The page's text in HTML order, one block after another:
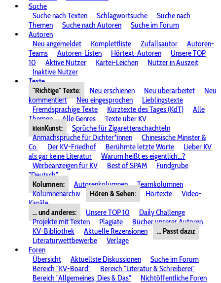
Suche
Suche nach Texten
Schlagwortsuche
Suche nach
Themen
Suche nach Autoren
Suche im Forum
Autoren
Neu angemeldet
Komplettliste Zufallsautor
Autoren-
Teams
Autoren-Listen Hörtext-Autoren
Unsere TOP
10
Aktive Nutzer Kartei-Leichen
Nutzer in Auszeit
Inaktive Nutzer
Texte
"Richtige" Texte:
Neu erschienen Neu überarbeitet
Neu
kommentiert
Neu eingesprochen
Lieblingstexte
Fremdsprachige Texte
Kurztexte des Tages (KdT)
Alle
Themen
Alle Genres Texte über KV
kleinKunst:
Sprüche für Zigarettenschachteln
Anmachsprüche für Dichter*innen
Chinesische Minister &
Co.
Der KV-Friedhof Berühmte letzte Worte
Lieber KV
als gar keine Literatur
Warum heißt es eigentlich...?
Werbeanzeigen für KV
Best of SPAM
Fundgrube
"Deutsch"
Kolumnen:
Autorenkolumnen
Teamkolumnen
Kolumnenarchiv
Hören & Sehen: Hörtexte
Video-
Kanäle
... und anderes:
Unsere TOP 10
Daily Challenge
Projekte mit Texten
Plagiate
Bücher unserer Autoren
KV-Bibliothek
Aktuelle Rezensionen
... Passt dazu:
Literaturwettbewerbe
Verlage
Foren
Übersicht
Aktuellste Diskussionen
Suche im Forum
Bereich "KV-Board"
Bereich "Literatur & Schreiberei"
Bereich "Allgemeines, Dies & Das"
Nichtöffentliche Foren